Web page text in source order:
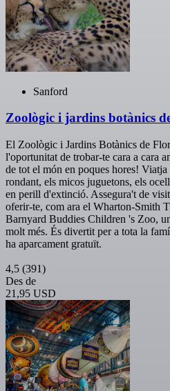
Sanford
Zoològic i jardins botànics
El Zoològic i Jardins Botànics de
l'oportunitat de trobar-te cara a cara
de tot el món en poques hores!
rondant, els micos juguetons, els
en perill d'extinció. Assegura't de
oferir-te, com ara el Wharton-Smith
Barnyard Buddies Children 's Zoo,
molt més. És divertit per a tota la
ha aparcament gratuït.
4,5 (391)
Des de
21,95 USD